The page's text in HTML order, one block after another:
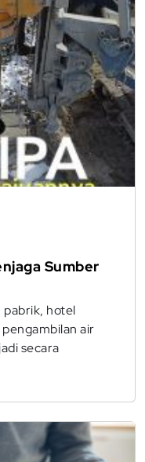
Sumber
pabrik, hotel
air
secara